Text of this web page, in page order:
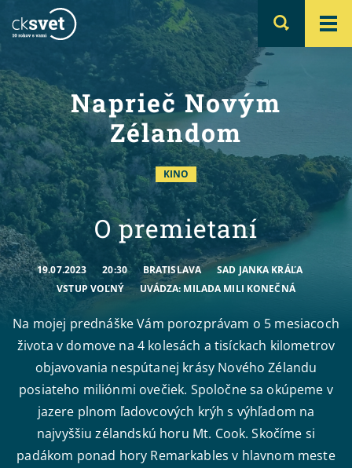
Naprieč Novým
Zélandom
KINO
O premietaní
19.07.2023 20:30 BRATISLAVA
SAD JANKA KRÁĽA
VSTUP VOĽNÝ
UVÁDZA: MILADA MILI KONEČNÁ
Na mojej prednáške Vám porozprávam o 5 mesiacoch
života v domove na 4 kolesách a tisíckach kilometrov
objavovania nespútanej krásy Nového Zélandu
posiateho miliónmi ovečiek. Spoločne sa okúpeme v
jazere plnom ľadovcových krýh s výhľadom na
najvyššiu zélandskú horu Mt. Cook. Skočíme si
padákom ponad hory Remarkables v hlavnom meste